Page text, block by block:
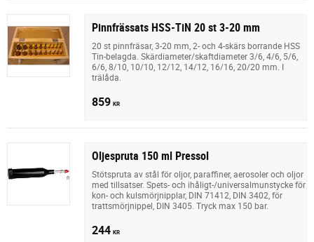
Pinnfrässats HSS-TiN 20 st 3-20 mm
20 st pinnfräsar, 3-20 mm, 2- och 4-skärs borrande HSS
Tin-belagda. Skärdiameter/skaftdiameter 3/6, 4/6, 5/6,
6/6, 8/10, 10/10, 12/12, 14/12, 16/16, 20/20 mm. I
trälåda.
859 KR
Oljespruta 150 ml Pressol
Stötspruta av stål för oljor, paraffiner, aerosoler och oljor
med tillsatser. Spets- och ihåligt-/universalmunstycke för
kon- och kulsmörjnipplar, DIN 71412, DIN 3402, för
trattsmörjnippel, DIN 3405. Tryck max 150 bar.
244 KR